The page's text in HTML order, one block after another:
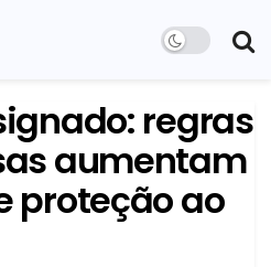
regras
aumentam
proteção ao